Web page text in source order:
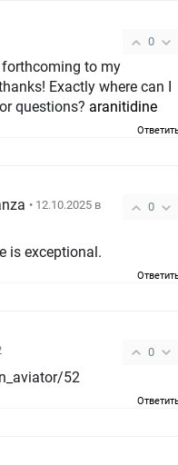
0
to my
Exactly where can I
questions? aranitidine
0
• 12.10.2025 в
is exceptional.
0
52